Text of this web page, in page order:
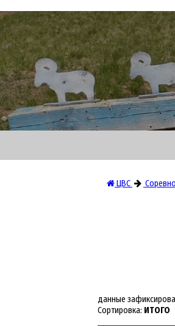
ЦВС
данные
Сортировка: ИТОГО